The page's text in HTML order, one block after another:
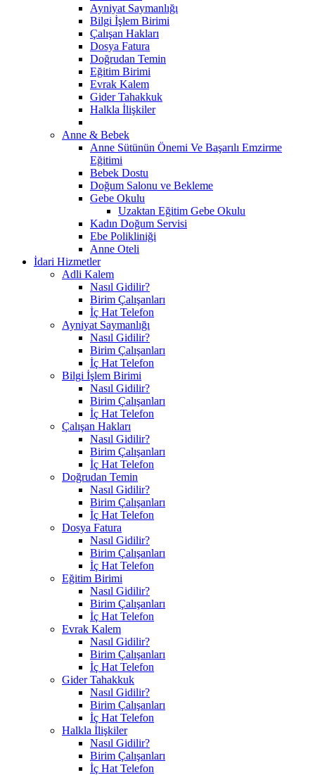
Ayniyat Saymanlığı
Bilgi İşlem Birimi
Çalışan Hakları
Dosya Fatura
Doğrudan Temin
Eğitim Birimi
Evrak Kalem
Gider Tahakkuk
Halkla İlişkiler
Anne & Bebek
Anne Sütünün Önemi Ve Başarılı Emzirme
Eğitimi
Bebek Dostu
Doğum Salonu ve Bekleme
Gebe Okulu
Uzaktan Eğitim Gebe Okulu
Kadın Doğum Servisi
Ebe Polikliniği
Anne Oteli
İdari Hizmetler
Adli Kalem
Nasıl Gidilir?
Birim Çalışanları
İç Hat Telefon
Ayniyat Saymanlığı
Nasıl Gidilir?
Birim Çalışanları
İç Hat Telefon
Bilgi İşlem Birimi
Nasıl Gidilir?
Birim Çalışanları
İç Hat Telefon
Çalışan Hakları
Nasıl Gidilir?
Birim Çalışanları
İç Hat Telefon
Doğrudan Temin
Nasıl Gidilir?
Birim Çalışanları
İç Hat Telefon
Dosya Fatura
Nasıl Gidilir?
Birim Çalışanları
İç Hat Telefon
Eğitim Birimi
Nasıl Gidilir?
Birim Çalışanları
İç Hat Telefon
Evrak Kalem
Nasıl Gidilir?
Birim Çalışanları
İç Hat Telefon
Gider Tahakkuk
Nasıl Gidilir?
Birim Çalışanları
İç Hat Telefon
Halkla İlişkiler
Nasıl Gidilir?
Birim Çalışanları
İç Hat Telefon